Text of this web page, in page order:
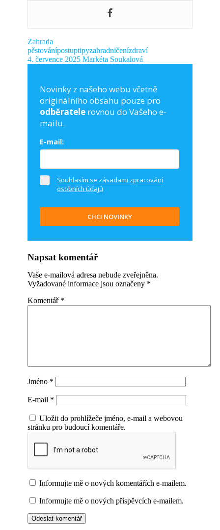
Zahrada
pěstovánípostuptipyzahradničenízdraví
4. července 2025 Markéta Soukalová
Novinky z našeho webu včetně
originálního obsahu pouze pro
odběratele rovnou do Vašeho e-
mailu.
E-mail:
Souhlasím se zásadami zpracování
osobních údajů
CHCI NOVINKY
Napsat komentář
Vaše e-mailová adresa nebude zveřejněna.
Vyžadované informace jsou označeny *
Komentář *
Jméno *
E-mail *
Uložit do prohlížeče jméno, e-mail a webovou
stránku pro budoucí komentáře.
Informujte mě o nových komentářích e-mailem.
Informujte mě o nových příspěvcích e-mailem.